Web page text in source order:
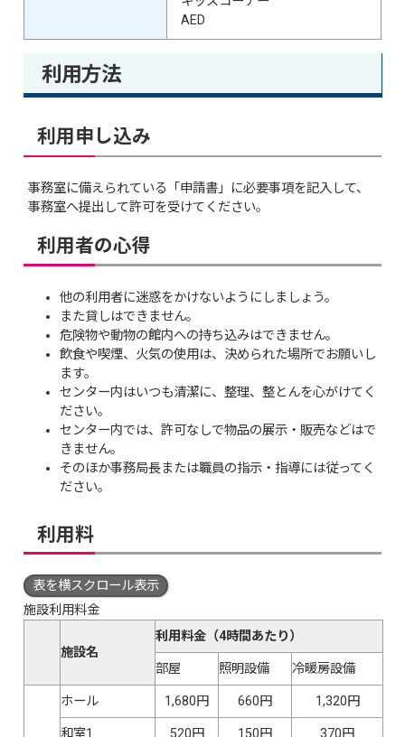
AED
利用方法
利用申し込み
事務室に備えられている「申請書」に必要事項を記入して、
事務室へ提出して許可を受けてください。
利用者の心得
他の利用者に迷惑をかけないようにしましょう。
また貸しはできません。
危険物や動物の館内への持ち込みはできません。
飲食や喫煙、火気の使用は、決められた場所でお願いし
ます。
センター内はいつも清潔に、整理、整とんを心がけてく
ださい。
センター内では、許可なしで物品の展示・販売などはで
きません。
そのほか事務局長または職員の指示・指導には従ってく
ださい。
利用料
表を横スクロール表示
施設利用料金
施設名
利用料金（4時間あたり）
部屋 照明設備 冷暖房設備
ホール 1,680円 660円 1,320円